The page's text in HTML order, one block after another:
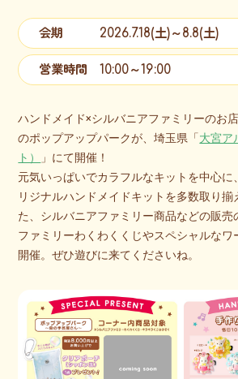
会期 2026.7.18(土)～8.8(土)
営業時間 10:00～19:00
ハンドメイド×シルバニアファミリーのお
のポップアップパークが、埼玉県「 大宮ア
ト）
」にて開催！
元気いっぱいでカラフルなキットを中心に
リジナルハンドメイドキットを多数取り揃
た、シルバニアファミリー商品などの販売
ファミリーわくわくくじやスペシャルなワ
開催。ぜひ遊びに来てくださいね。